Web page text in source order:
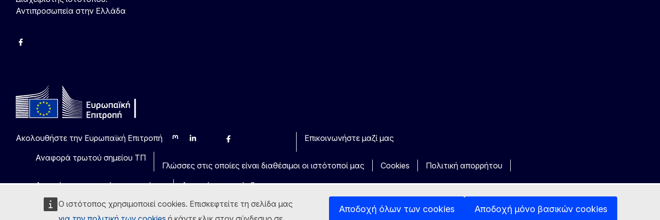
Ο ιστότοπος χρησιμοποιεί cookies. Επισκεφτείτε τη σελίδα μας
Αποδοχή όλων των cookies Αποδοχή μόνο βασικών cookies
Αντιπροσωπεία στην Ελλάδα
Facebook
Ακολουθήστε την Ευρωπαϊκή Επιτροπή
MastodonLinkedInBlueskyFacebook
Επικοινωνήστε μαζί μας
Αναφορά τρωτού σημείου ΤΠ
Γλώσσες στις οποίες είναι διαθέσιμοι οι ιστότοποί μας
Cookies
Πολιτική απορρήτου
Ανακοίνωση νομικού περιεχομένου
Δυνατότητα πρόσβασης